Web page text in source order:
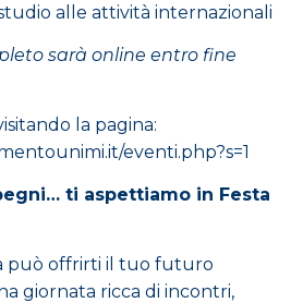
alle attività internazionali
sarà online entro fine
la pagina:
eventi.php?s=1
ti aspettiamo in Festa
può offrirti il tuo futuro
giornata ricca di incontri,